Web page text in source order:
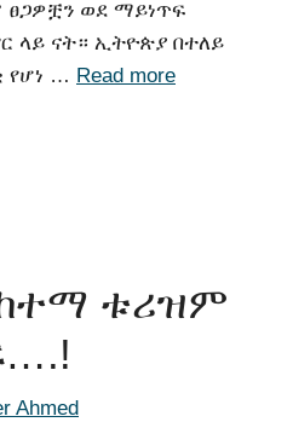
ፀጋዎቿን ወደ ማይነጥፍ
ላይ ናት። ኢትዮጵያ በተለይ
የሆነ … Read more
ቱሪዝም
Ahmed